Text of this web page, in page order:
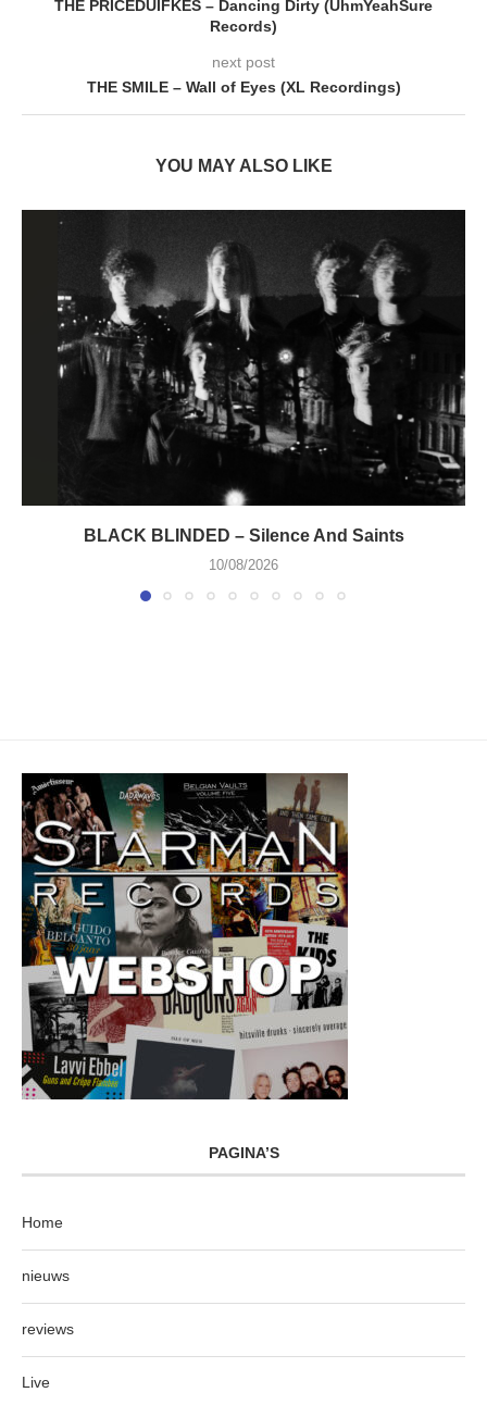
THE PRICEDUIFKES – Dancing Dirty (UhmYeahSure
Records)
next post
THE SMILE – Wall of Eyes (XL Recordings)
YOU MAY ALSO LIKE
BLACK BLINDED – Silence And Saints
10/08/2026
PAGINA’S
Home
nieuws
reviews
Live